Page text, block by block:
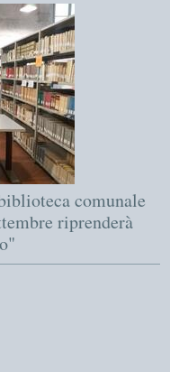
comunale
riprenderà